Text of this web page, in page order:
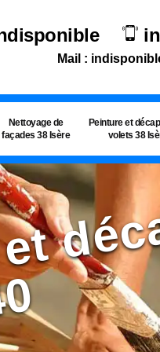
Mail :
Nettoyage de
façades 38 Isère
Peinture et
volets 38